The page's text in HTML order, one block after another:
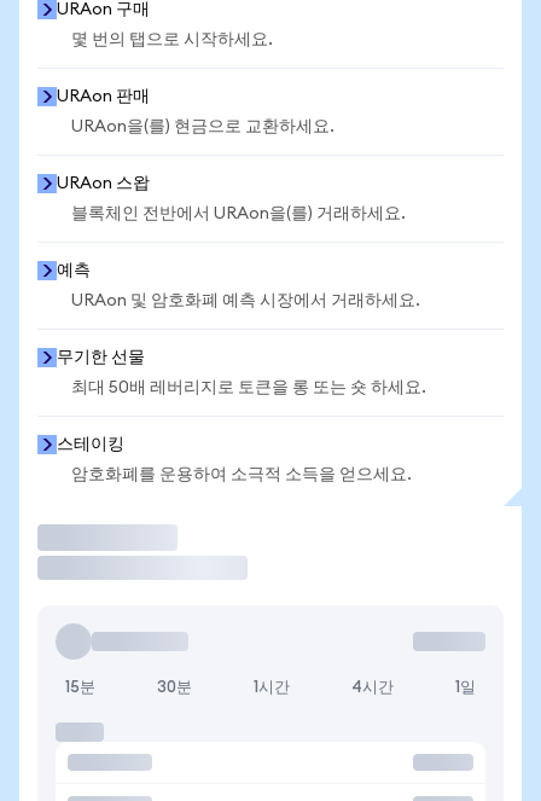
URAon 구매
몇 번의 탭으로 시작하세요.
URAon 판매
URAon을(를) 현금으로 교환하세요.
URAon 스왑
블록체인 전반에서 URAon을(를) 거래하세요.
예측
URAon 및 암호화폐 예측 시장에서 거래하세요.
무기한 선물
최대 50배 레버리지로 토큰을 롱 또는 숏 하세요.
스테이킹
암호화폐를 운용하여 소극적 소득을 얻으세요.
15분 30분 1시간 4시간 1일